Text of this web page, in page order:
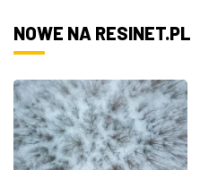
NOWE NA RESINET.PL